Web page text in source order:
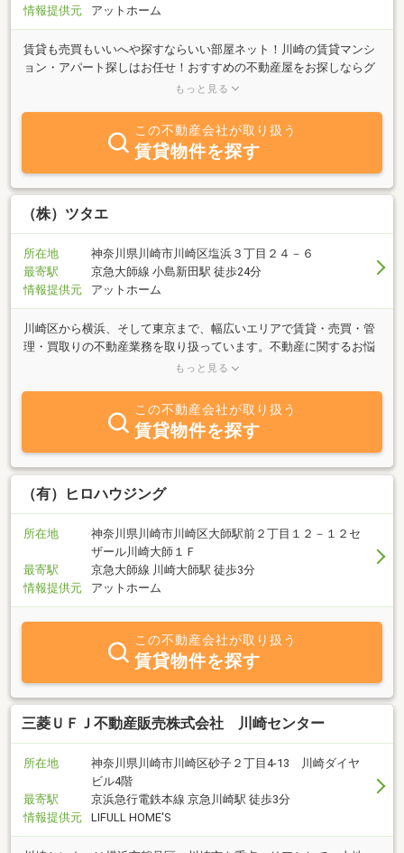
情報提供元
アットホーム
賃貸も売買もいいへや探すならいい部屋ネット！川崎の賃貸マンシ
ョン・アパート探しはお任せ！おすすめの不動産屋をお探しならグ
ループ創業52年の当店へ。9言語対応のサポート体制で、あなたに
鶴見区を中心に、中原区、大田区などの近隣自治体についてもご紹
介させていただいております。空室でお困りのオーナー様もお気軽
にご相談下ください。
もっと見る
この不動産会社が取り扱う
賃貸物件を探す
（株）ツタエ
所在地
神奈川県川崎市川崎区塩浜３丁目２４－６
最寄駅
京急大師線 小島新田駅 徒歩24分
情報提供元
アットホーム
川崎区から横浜、そして東京まで、幅広いエリアで賃貸・売買・管
理・買取りの不動産業務を取り扱っています。不動産に関するお悩
みは、時に緊急を要したり、専門的な判断が必要になったりしま
応」をモットーに、お客様一人ひとりの状況に真摯に向き合いま
す。「この土地、どう活用したらいいんだろう？」「空き家になっ
てしまった建物をどうにかしたい」「賃貸物件の入居者トラブルで
困っている」。どんな些細なことでも構いません。土地や建物のこ
とでお困りでしたら、まずはお気軽にご連絡ください。私たちは、
お客様のお話をじっくり伺い、「伝える」ことを大切にしながら、
もっと見る
この不動産会社が取り扱う
賃貸物件を探す
（有）ヒロハウジング
所在地
神奈川県川崎市川崎区大師駅前２丁目１２－１２セ
ザール川崎大師１Ｆ
最寄駅
京急大師線 川崎大師駅 徒歩3分
情報提供元
アットホーム
この不動産会社が取り扱う
賃貸物件を探す
三菱ＵＦＪ不動産販売株式会社 川崎センター
所在地
神奈川県川崎市川崎区砂子２丁目4-13 川崎ダイヤ
ビル4階
最寄駅
京浜急行電鉄本線 京急川崎駅 徒歩3分
情報提供元
LIFULL HOME'S